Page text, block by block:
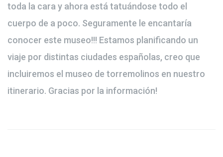
toda la cara y ahora está tatuándose todo el
cuerpo de a poco. Seguramente le encantaría
conocer este museo!!! Estamos planificando un
viaje por distintas ciudades españolas, creo que
incluiremos el museo de torremolinos en nuestro
itinerario. Gracias por la información!